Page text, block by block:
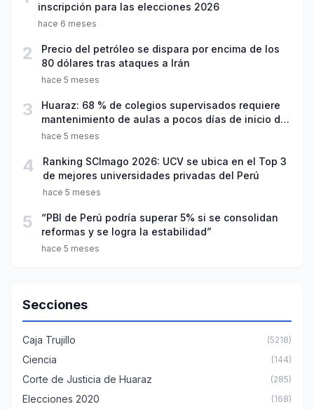
inscripción para las elecciones 2026
hace 6 meses
2
Precio del petróleo se dispara por encima de los
80 dólares tras ataques a Irán
hace 5 meses
3
Huaraz: 68 % de colegios supervisados requiere
mantenimiento de aulas a pocos días de inicio del
año escolar 2026
hace 5 meses
4
Ranking SCImago 2026: UCV se ubica en el Top 3
de mejores universidades privadas del Perú
hace 5 meses
5
“PBI de Perú podría superar 5% si se consolidan
reformas y se logra la estabilidad”
hace 5 meses
Secciones
Caja Trujillo (5218)
Ciencia (144)
Corte de Justicia de Huaraz (285)
Elecciones 2020 (168)